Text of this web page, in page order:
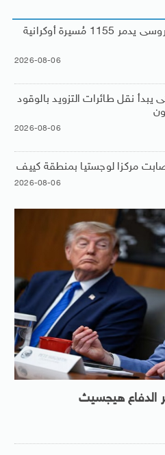
“الدفاع الجوى” الروسى يدمر 1155 مُسيرة أوكرانية
2026-08-06
يبدأ نقل طائرات التزويد بالوقود
2026-08-06
مركزا لوجستيا بمنطقة كييف
2026-08-06
الدفاع هيجسيث